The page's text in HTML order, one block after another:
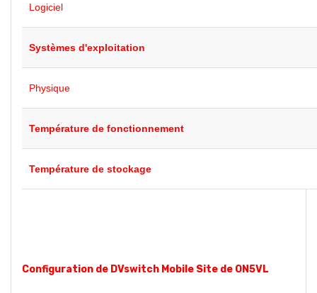
Logiciel
Systèmes d'exploitation
Physique
Température de fonctionnement
Température de stockage
Configuration de DVswitch Mobile Site de ON5VL